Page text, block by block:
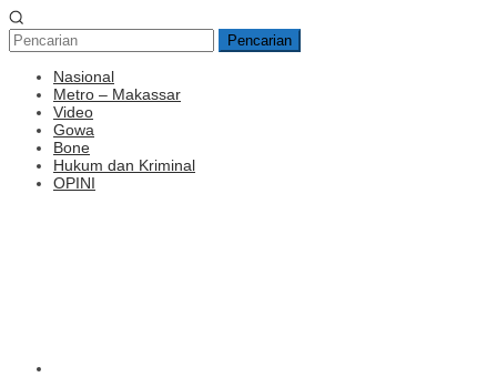
Pencarian
Nasional
Metro – Makassar
Video
Gowa
Bone
Hukum dan Kriminal
OPINI